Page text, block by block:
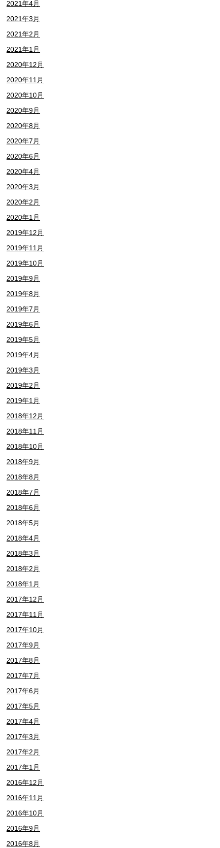
2021年4月
2021年3月
2021年2月
2021年1月
2020年12月
2020年11月
2020年10月
2020年9月
2020年8月
2020年7月
2020年6月
2020年4月
2020年3月
2020年2月
2020年1月
2019年12月
2019年11月
2019年10月
2019年9月
2019年8月
2019年7月
2019年6月
2019年5月
2019年4月
2019年3月
2019年2月
2019年1月
2018年12月
2018年11月
2018年10月
2018年9月
2018年8月
2018年7月
2018年6月
2018年5月
2018年4月
2018年3月
2018年2月
2018年1月
2017年12月
2017年11月
2017年10月
2017年9月
2017年8月
2017年7月
2017年6月
2017年5月
2017年4月
2017年3月
2017年2月
2017年1月
2016年12月
2016年11月
2016年10月
2016年9月
2016年8月